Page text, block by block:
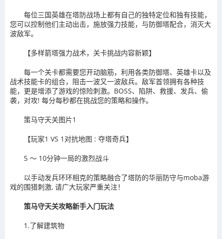
每位三国英雄在塔防战场上都有自己的独特定位和独有技能，
您可以控制他们主动出击，施放强力技能，与防御塔配合，消灭大
波敌军。
【多样箭塔强力战术，关卡挑战内容新颖】
每一个关卡都需要您开动脑筋，利用各类防御塔、英雄卡以及
战术技能卡的组合，阻击一波又一波敌兵。敌军首领拥有各种技
能，更是增添了游戏的惊险刺激。BOSS、陷阱、救援、发兵、偷
袭，对攻! 每分每秒都在挑战您的策略和操作。
策马守天关图片1
【玩家1 VS 1对抗地图 : 夺塔奇兵】
5 ～ 10分钟一局的激烈战斗
以手动发兵环环相克的策略融合了塔防的华丽防守与moba游
戏的围猎刺激, 请广大玩家严重关注！
策马守天关攻略新手入门玩法
1.了解建筑物